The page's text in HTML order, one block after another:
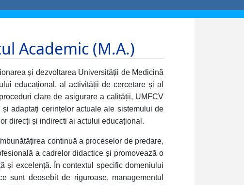
Academic (M.A.)
și dezvoltarea Universității de Medicină
educațional, al activității de cercetare și al
clare de asigurare a calității, UMFCV
adaptați cerințelor actuale ale sistemului de
direcți și indirecti ai actului educațional.
continuă a proceselor de predare,
a cadrelor didactice și promovează o
și excelență. În contextul specific domeniului
sunt deosebit de riguroase, managementul